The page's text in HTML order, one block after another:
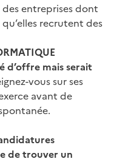
entreprises dont
recrutent des
d’offre mais serait
vous sur ses
avant de
de trouver un